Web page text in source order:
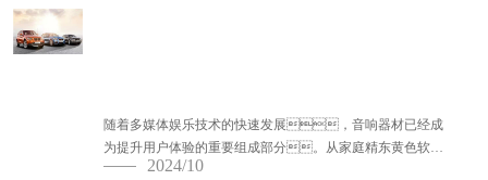
随着多媒体娱乐技术的快速发展，音响器材已经成
为提升用户体验的重要组成部分。从家庭精东黄色软件
下载到游戏、音乐会，音响设备在多媒体场景中的
2024/10